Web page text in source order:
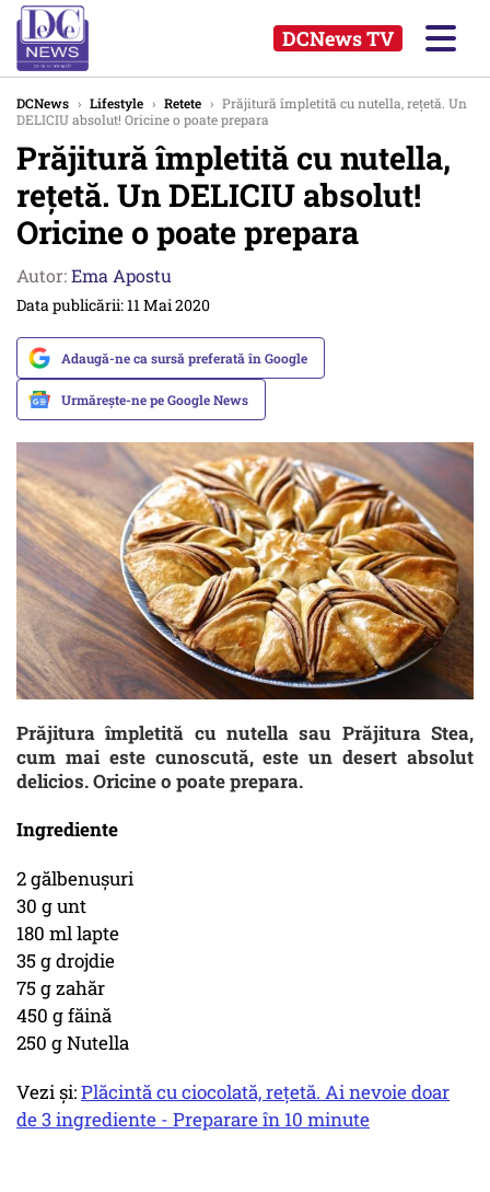
DCNews TV
DCNews › Lifestyle › Retete › Prăjitură împletită cu nutella, rețetă. Un
DELICIU absolut! Oricine o poate prepara
Prăjitură împletită cu nutella,
rețetă. Un DELICIU absolut!
Oricine o poate prepara
Autor:Ema Apostu
Data publicării: 11 Mai 2020
Adaugă-ne ca sursă preferată în Google
Urmărește-ne pe Google News
Prăjitura împletită cu nutella sau Prăjitura Stea,
cum mai este cunoscută, este un desert absolut
delicios. Oricine o poate prepara.
Ingrediente
2 gălbenușuri
30 g unt
180 ml lapte
35 g drojdie
75 g zahăr
450 g făină
250 g Nutella
Vezi și:Plăcintă cu ciocolată, rețetă. Ai nevoie doar
de 3 ingrediente - Preparare în 10 minute